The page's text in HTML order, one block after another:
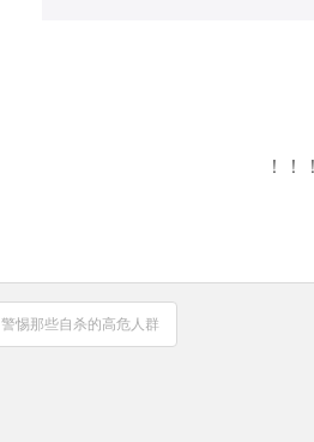
！
警惕那些自杀的高危人群